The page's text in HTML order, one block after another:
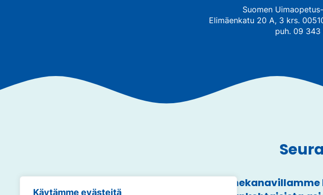
Käytämme evästeitä
Suomen
Elimäenkatu 20 A, 3 krs.
puh. 09 343
Annamme